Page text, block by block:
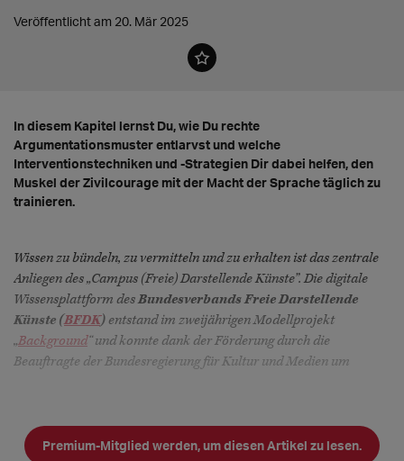
Veröffentlicht am 20. Mär 2025
In diesem Kapitel lernst Du, wie Du rechte
Argumentationsmuster entlarvst und welche
Interventionstechniken und -Strategien Dir dabei helfen, den
Muskel der Zivilcourage mit der Macht der Sprache täglich zu
trainieren.
Wissen zu bündeln, zu vermitteln und zu erhalten ist das zentrale
Anliegen des „Campus (Freie) Darstellende Künste”. Die digitale
Wissensplattform desBundesverbands Freie Darstellende
Künste (BFDK) entstand im zweijährigen Modellprojekt
„Background“ und konnte dank der Förderung durch die
Beauftragte der Bundesregierung für Kultur und Medien um
Premium-Mitglied werden, um diesen Artikel zu lesen.